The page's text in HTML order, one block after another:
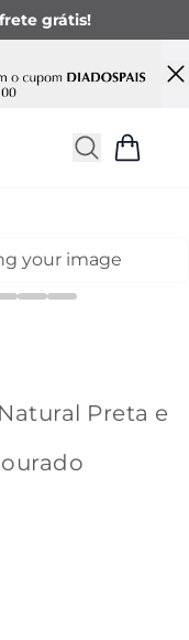
grátis!
your image
Preta e